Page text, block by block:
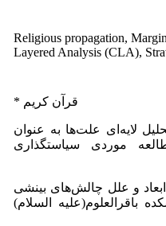
Religious propagation,
Layered Analysis (CLA),
* قرآن کریم
لایه‌ای علت‌‌ها به عنوان
موردی سیاستگذاری
(1401). تحلیل ابعاد و علل چالش‌های بینشی
باقرالعلوم(علیه السلام)